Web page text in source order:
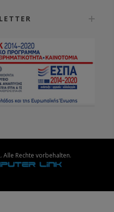
Alle Rechte vorbehalten.